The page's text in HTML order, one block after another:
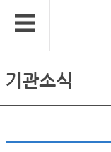
기관소식